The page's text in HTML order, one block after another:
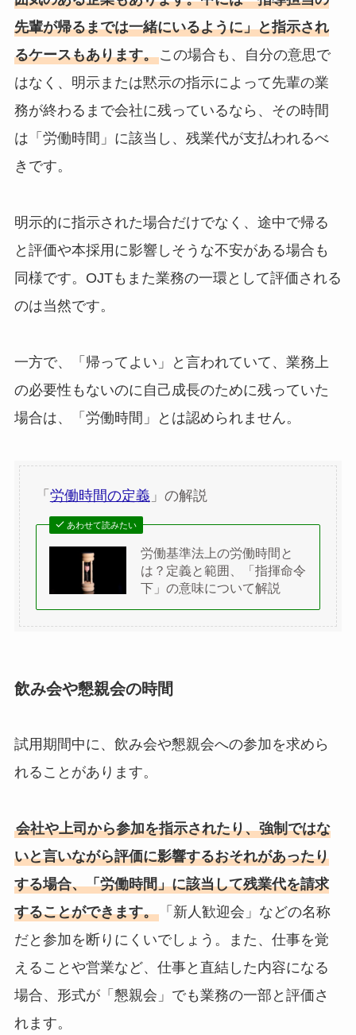
先輩が帰るまでは一緒にいるように」と指示され
るケースもあります。この場合も、自分の意思で
はなく、明示または黙示の指示によって先輩の業
務が終わるまで会社に残っているなら、その時間
は「労働時間」に該当し、残業代が支払われるべ
きです。
明示的に指示された場合だけでなく、途中で帰る
と評価や本採用に影響しそうな不安がある場合も
同様です。OJTもまた業務の一環として評価される
のは当然です。
一方で、「帰ってよい」と言われていて、業務上
の必要性もないのに自己成長のために残っていた
場合は、「労働時間」とは認められません。
「 労働時間の定義 」の解説
あわせて読みたい
労働基準法上の労働時間と
は？定義と範囲、「指揮命令
下」の意味について解説
飲み会や懇親会の時間
試用期間中に、飲み会や懇親会への参加を求めら
れることがあります。
会社や上司から参加を指示されたり、強制ではな
いと言いながら評価に影響するおそれがあったり
する場合、「労働時間」に該当して残業代を請求
することができます。「新人歓迎会」などの名称
だと参加を断りにくいでしょう。また、仕事を覚
えることや営業など、仕事と直結した内容になる
場合、形式が「懇親会」でも業務の一部と評価さ
れます。